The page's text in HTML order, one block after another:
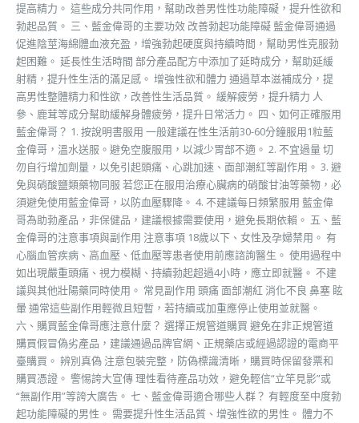
提高精力。 這些成分共同作用，幫助改善男性性功能障礙，提升性欲和
勃起品質。 三、藍金偉哥的主要功效 改善勃起功能障礙 藍金偉哥通過
促進陰莖海綿體血液充盈，增強勃起硬度與持續時間，幫助男性克服勃
起困難。 延長性生活時間 部分產品配方中添加了延時成分，幫助延緩
射精，提升性生活的滿足感。 增強性欲和體力 通過草本滋補成分，提
高男性整體精力和性欲，改善性生活品質。 緩解疲勞，提升精力 人
參、鹿茸等成分幫助緩解身體疲勞，提升日常活力。 四、如何正確服用
藍金偉哥？ 1. 按說明書服用 一般建議在性生活前30-60分鐘服用1粒藍
金偉哥，溫水送服。避免空腹服用，以減少胃部不適。 2. 不宜過量 切
勿自行增加劑量，以免引起頭痛、心跳加速、面部潮紅等副作用。 3. 避
免與硝酸鹽類藥物同服 若您正在服用治療心臟病的硝酸甘油等藥物，必
須避免使用藍金偉哥，以防血壓驟降。 4. 不建議每日頻繁服用 藍金偉
哥為助勃產品，非保健品，建議根據需要使用，避免長期依賴。 五、藍
金偉哥的注意事項與副作用 注意事項 18歲以下、女性及孕婦禁用。 有
心腦血管疾病、高血壓、低血壓等患者使用前應諮詢醫生。 使用過程中
如出現嚴重頭痛、視力模糊、持續勃起超過4小時，應立即就醫。 不建
議與其他壯陽藥同時使用。 常見副作用 頭痛 面部潮紅 消化不良 鼻塞 眩
暈 通常這些副作用輕微且短暫，若持續或加重應停止使用並就醫。
六、購買藍金偉哥應注意什麼？ 選擇正規管道購買 避免在非正規管道
購買假冒偽劣產品，建議通過品牌官網、正規藥店或經過認證的電商平
臺購買。 辨別真偽 注意包裝完整，防偽標識清晰，購買時保留發票和
購買憑證。 警惕誇大宣傳 理性看待產品功效，避免輕信“立竿見影”或
“無副作用”等誇大廣告。 七、藍金偉哥適合哪些人群？ 有輕度至中度勃
起功能障礙的男性。 需要提升性生活品質、增強性欲的男性。 體力不